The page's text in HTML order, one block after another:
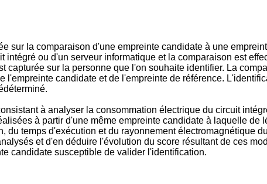
sur la comparaison d'une empreinte candidate à une
intégré ou d'un serveur informatique et la comparaison est
capturée sur la personne que l'on souhaite identifier. La
l'empreinte candidate et de l'empreinte de référence.
à analyser la consommation électrique du circuit
à partir d'une même empreinte candidate à laquelle
du temps d'exécution et du rayonnement électromagnétique
et d'en déduire l'évolution du score résultant de ces
candidate susceptible de valider l'identification.